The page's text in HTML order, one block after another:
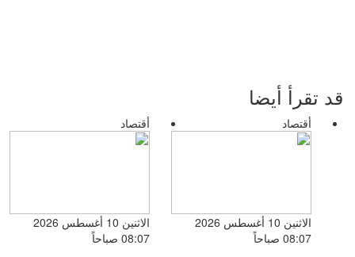
قد تقرأ أيضا
أقتصاد
الاثنين 10 أغسطس 2026
08:07 صباحاً
أقتصاد
الاثنين 10 أغسطس 2026
08:07 صباحاً